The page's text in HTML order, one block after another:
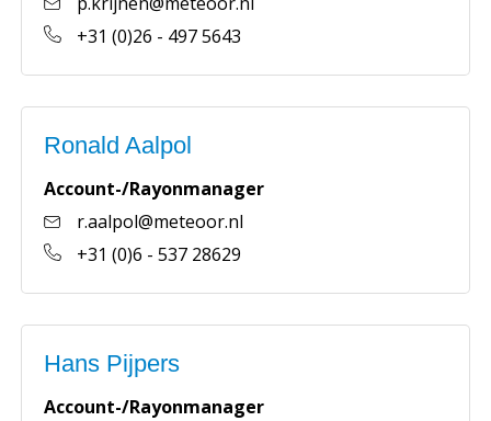
+31 (0)26 - 497 5643
Ronald Aalpol
Account-/Rayonmanager
r.aalpol@meteoor.nl
+31 (0)6 - 537 28629
Hans Pijpers
Account-/Rayonmanager